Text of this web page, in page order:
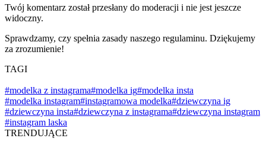
Twój komentarz został przesłany do moderacji i nie jest jeszcze
widoczny.
Sprawdzamy, czy spełnia zasady naszego regulaminu. Dziękujemy
za zrozumienie!
TAGI
#modelka z instagrama#modelka ig#modelka insta
#modelka instagram#instagramowa modelka#dziewczyna ig
#dziewczyna insta#dziewczyna z instagrama#dziewczyna instagram
#instagram laska
TRENDUJĄCE